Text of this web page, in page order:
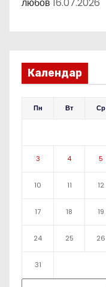
Календар
Пн Вт Ср
3 4 5
10 11 12
17 18 19
24 25 26
31